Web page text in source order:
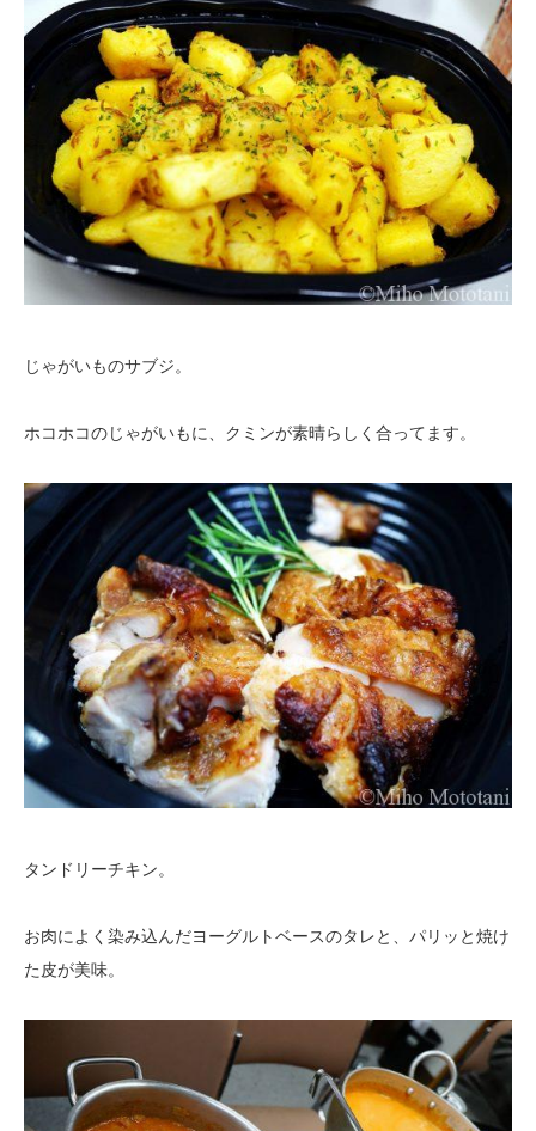
じゃがいものサブジ。
ホコホコのじゃがいもに、クミンが素晴らしく合ってます。
タンドリーチキン。
お肉によく染み込んだヨーグルトベースのタレと、パリッと焼け
た皮が美味。